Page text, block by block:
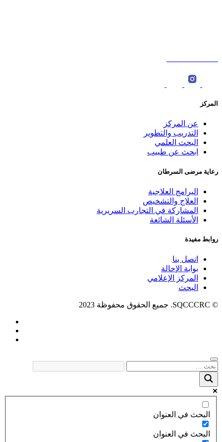
المركز
عن المركز
التدريب والتطوير
البحث العلمي
ابحث عن طبيب
رعاية مرضى السرطان
البرامج العلاجية
العلاج والتشخيص
المشاركة في التجارب السريرية
الأسئلة الشائعة
روابط مفيدة
اتصل بنا
بوابة الإحالة
المركز الإعلامي
البحث
© SQCCCRC. جميع الحقوق محفوظة 2023
البحث في العنوان
البحث في العنوان